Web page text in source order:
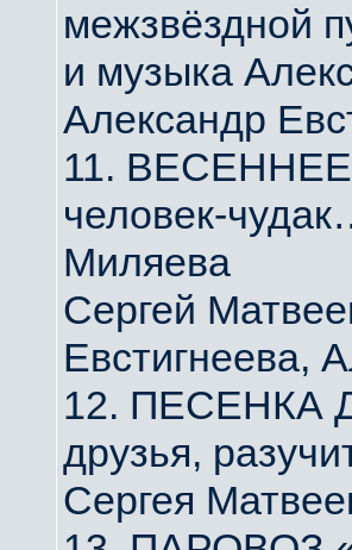
межзвёздной
и музыка
Александр
11. ВЕСЕННЕЕ
человек-
Миляева
Сергей
Евстигнеева,
12. ПЕСЕНКА
друзья,
Сергея